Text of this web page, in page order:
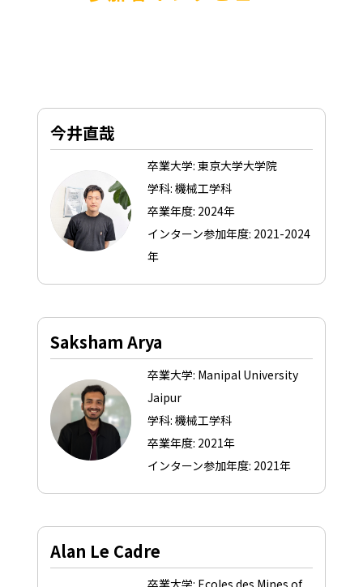
今井直哉
卒業大学: 東京大学大学院
学科: 機械工学科
卒業年度: 2024年
インターン参加年度: 2021-2024
年
Saksham Arya
卒業大学: Manipal University
Jaipur
学科: 機械工学科
卒業年度: 2021年
インターン参加年度: 2021年
Alan Le Cadre
卒業大学: Ecoles des Mines of